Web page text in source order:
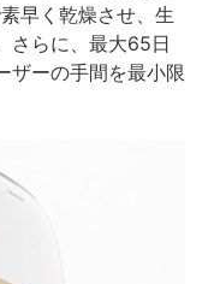
早く乾燥させ、生
さらに、最大65日
ザーの手間を最小限